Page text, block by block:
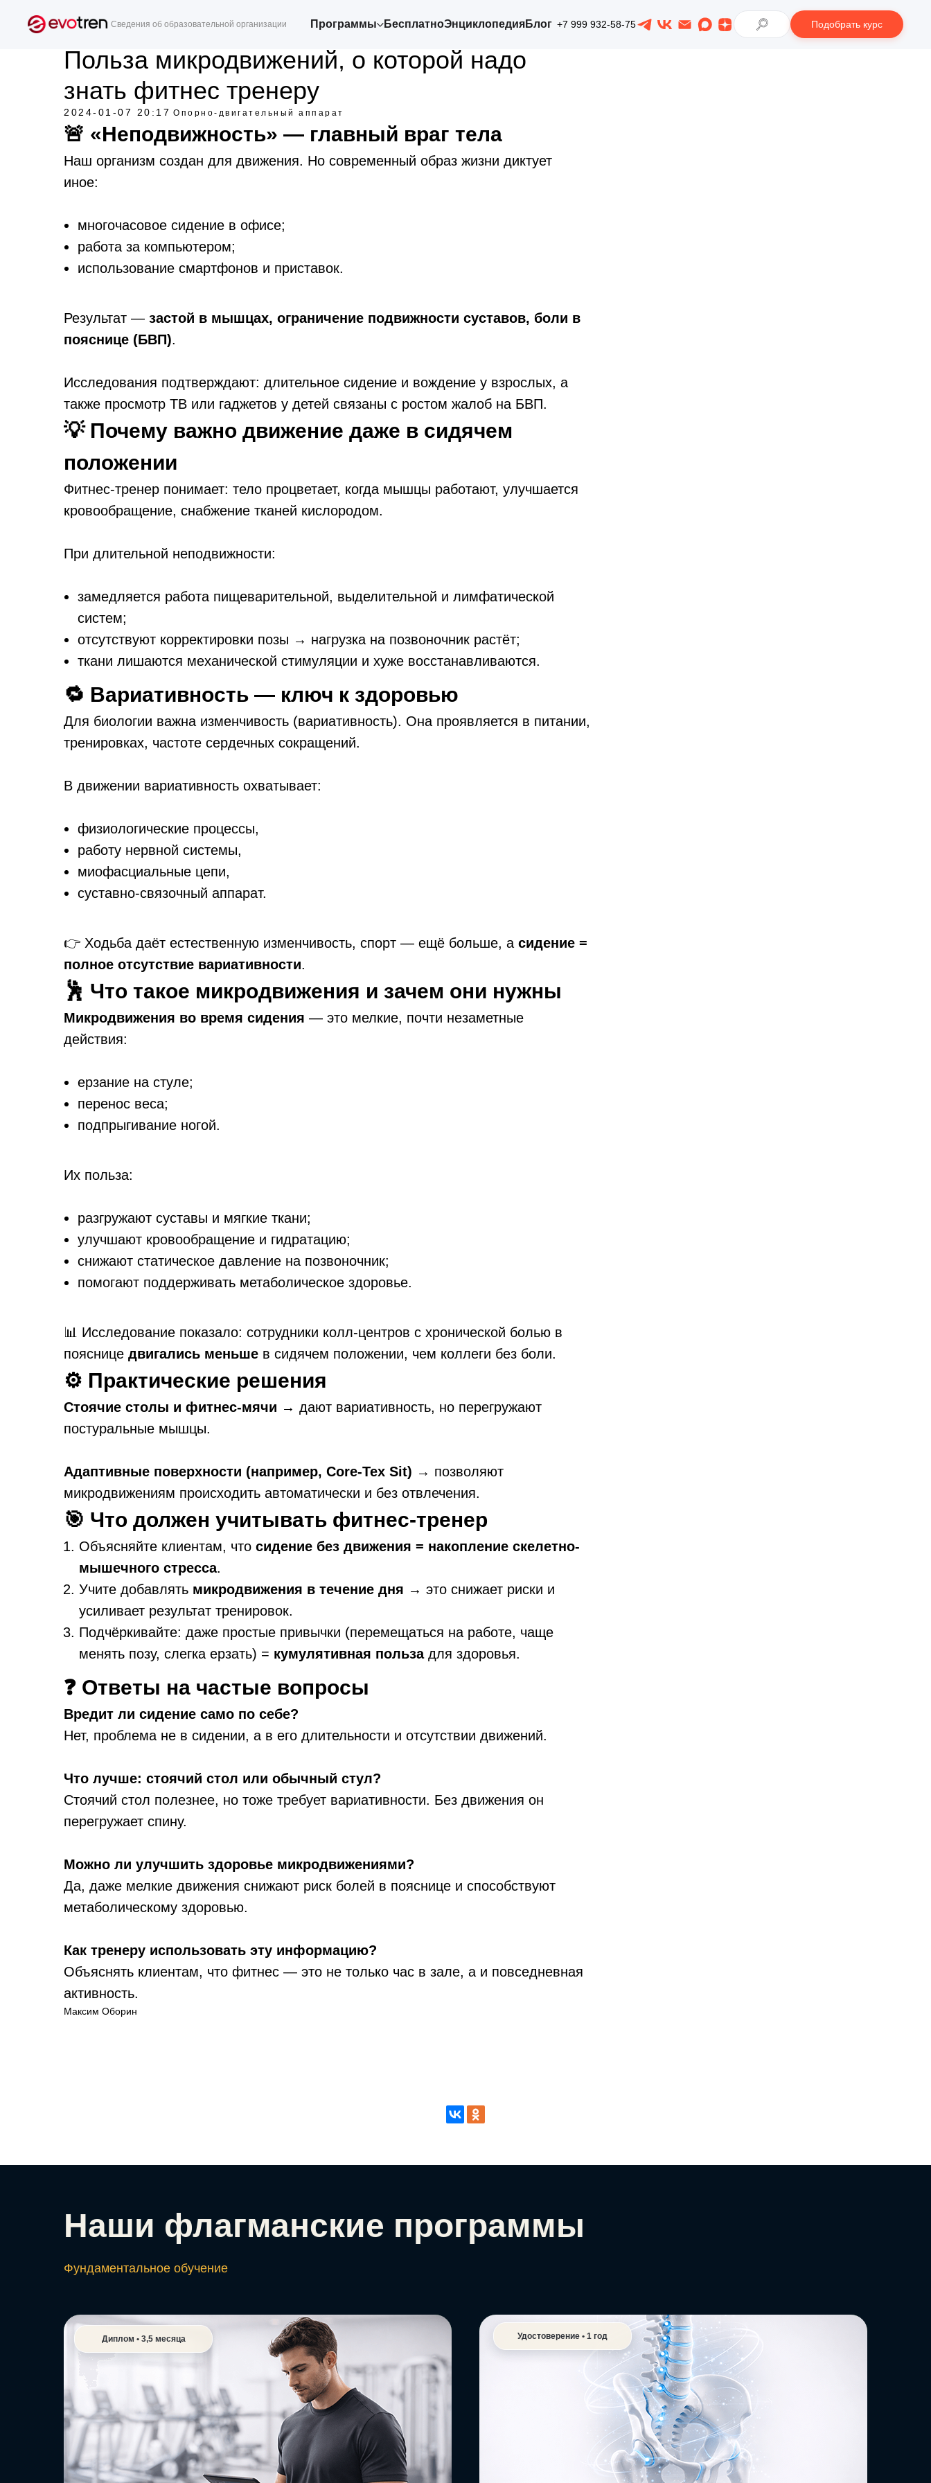
Сведения об образовательной организации Программы БесплатноЭнциклопедияБлог +7 999 932-58-75 Подобрать курс
Польза микродвижений, о которой надо
знать фитнес тренеру
2024-01-07 20:17 Опорно-двигательный аппарат
🚨 «Неподвижность» — главный враг тела
Наш организм создан для движения. Но современный образ жизни диктует
иное:
многочасовое сидение в офисе;
работа за компьютером;
использование смартфонов и приставок.
Результат — застой в мышцах, ограничение подвижности суставов, боли в
пояснице (БВП).
Исследования подтверждают: длительное сидение и вождение у взрослых, а
также просмотр ТВ или гаджетов у детей связаны с ростом жалоб на БВП.
💡 Почему важно движение даже в сидячем
положении
Фитнес-тренер понимает: тело процветает, когда мышцы работают, улучшается
кровообращение, снабжение тканей кислородом.
При длительной неподвижности:
замедляется работа пищеварительной, выделительной и лимфатической
систем;
отсутствуют корректировки позы → нагрузка на позвоночник растёт;
ткани лишаются механической стимуляции и хуже восстанавливаются.
🔁 Вариативность — ключ к здоровью
Для биологии важна изменчивость (вариативность). Она проявляется в питании,
тренировках, частоте сердечных сокращений.
В движении вариативность охватывает:
физиологические процессы,
работу нервной системы,
миофасциальные цепи,
суставно-связочный аппарат.
👉 Ходьба даёт естественную изменчивость, спорт — ещё больше, а сидение =
полное отсутствие вариативности.
🕺 Что такое микродвижения и зачем они нужны
Микродвижения во время сидения — это мелкие, почти незаметные
действия:
ерзание на стуле;
перенос веса;
подпрыгивание ногой.
Их польза:
разгружают суставы и мягкие ткани;
улучшают кровообращение и гидратацию;
снижают статическое давление на позвоночник;
помогают поддерживать метаболическое здоровье.
📊 Исследование показало: сотрудники колл-центров с хронической болью в
пояснице двигались меньше в сидячем положении, чем коллеги без боли.
⚙️ Практические решения
Стоячие столы и фитнес-мячи → дают вариативность, но перегружают
постуральные мышцы.
Адаптивные поверхности (например, Core-Tex Sit) → позволяют
микродвижениям происходить автоматически и без отвлечения.
🎯 Что должен учитывать фитнес-тренер
Объясняйте клиентам, что сидение без движения = накопление скелетно-
мышечного стресса.
Учите добавлять микродвижения в течение дня → это снижает риски и
усиливает результат тренировок.
Подчёркивайте: даже простые привычки (перемещаться на работе, чаще
менять позу, слегка ерзать) = кумулятивная пользадля здоровья.
❓ Ответы на частые вопросы
Вредит ли сидение само по себе?
Нет, проблема не в сидении, а в его длительности и отсутствии движений.
Что лучше: стоячий стол или обычный стул?
Стоячий стол полезнее, но тоже требует вариативности. Без движения он
перегружает спину.
Можно ли улучшить здоровье микродвижениями?
Да, даже мелкие движения снижают риск болей в пояснице и способствуют
метаболическому здоровью.
Как тренеру использовать эту информацию?
Объяснять клиентам, что фитнес — это не только час в зале, а и повседневная
активность.
Максим Оборин
Наши флагманские программы
Фундаментальное обучение
Диплом • 3,5 месяца Удостоверение • 1 год